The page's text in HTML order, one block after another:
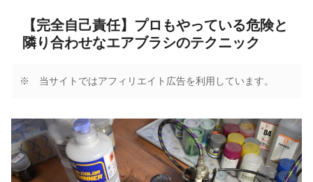
【完全自己責任】プロもやっている危険と
隣り合わせなエアブラシのテクニック
※ 当サイトではアフィリエイト広告を利用しています。